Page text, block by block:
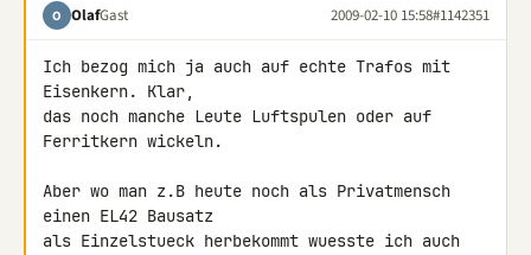
O OlafGast 2009-02-10 15:58#1142351
Ich bezog mich ja auch auf echte Trafos mit
Eisenkern. Klar,
das noch manche Leute Luftspulen oder auf
Ferritkern wickeln.
Aber wo man z.B heute noch als Privatmensch
einen EL42 Bausatz
als Einzelstueck herbekommt wuesste ich auch